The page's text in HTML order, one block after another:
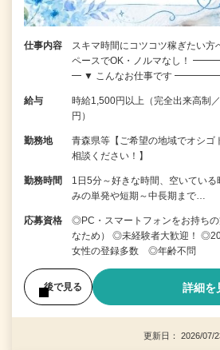
仕事内容
スキマ時間にコツコツ稼ぎたい方
ペースでOK・ノルマなし
━ ▼ こんなお仕事です
給与
時給1,500円以上（完全出来高制
円）
勤務地
青森県等【ご希望の地域でオシ
相談ください！】
勤務時間
1日5分～好きな時間、空いてい
みの単発や短期～中長期まで…
応募資格
◎PC・スマートフォンをお持ち
なため） ◎未経験者大歓迎！
女性の登録多数 ◎年齢不問
後で見る 詳細を
更新日： 2026/